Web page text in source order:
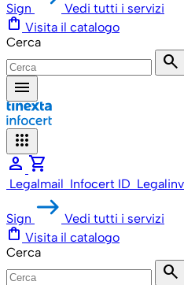
Sign Vedi tutti i servizi
shopping_bag Visita il catalogo
Cerca
search
menu
apps
person shopping_cart
Legalmail Infocert ID
Sign Vedi tutti i servizi
shopping_bag Visita il catalogo
Cerca
search